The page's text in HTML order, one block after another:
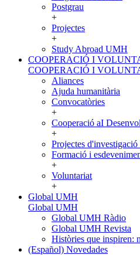
Postgrau
+
Projectes
+
Study Abroad UMH
COOPERACIÓ I
COOPERACIÓ I
Aliances
Ajuda humanitària
Convocatòries
+
Cooperació aI
+
Projectes
Formació i
+
Voluntariat
+
Global UMH
Global UMH
Global UMH Ràdio
Global UMH Revista
Històries que inspiren:
(Español) Novedades